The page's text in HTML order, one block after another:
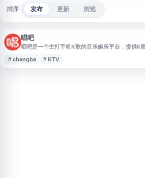
排序 发布 更新 浏览
唱吧
唱吧是一个主打手机K歌的音乐娱乐平台，提供K
K歌宝等硬件产品，支持居家K歌使用。
# changba # KTV